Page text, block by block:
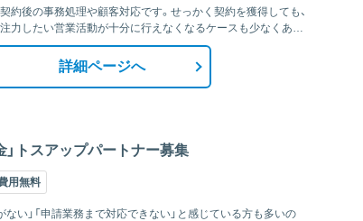
約後の事務処理や顧客対応です。せっかく契約を獲得しても、
力したい営業活動が十分に行えなくなるケースも少なくあり
詳細ページへ
」トスアップパートナー募集
用無料
い」「申請業務まで対応できない」と感じている方も多いの